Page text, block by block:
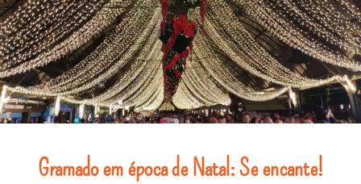
Gramado em época de Natal: Se encante!